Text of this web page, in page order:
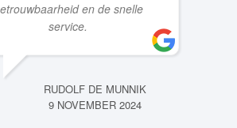
Complimenten voor de
betrouwbaarheid en de snelle
RUDOLF DE MUNNIK